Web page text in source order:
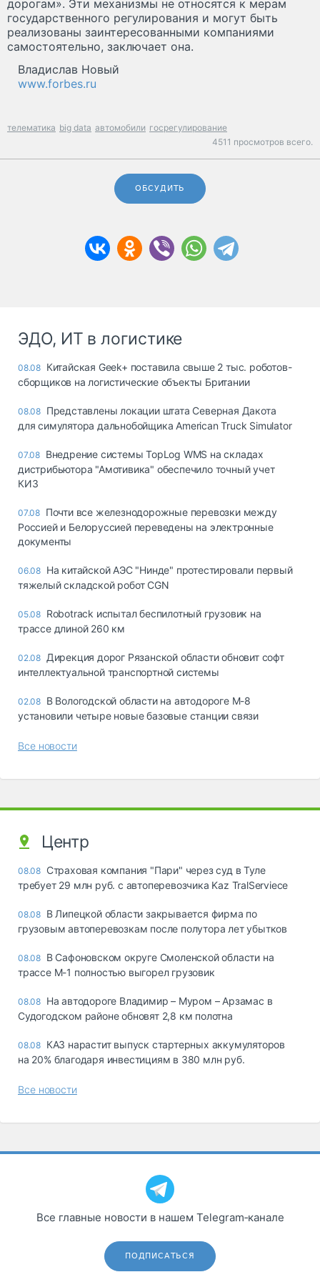
дорогам». Эти механизмы не относятся к мерам
государственного регулирования и могут быть
реализованы заинтересованными компаниями
самостоятельно, заключает она.
Владислав Новый
www.forbes.ru
телематика big data автомобили госрегулирование
4511 просмотров всего.
ОБСУДИТЬ
ЭДО, ИТ в логистике
08.08 Китайская Geek+ поставила свыше 2 тыс. роботов-
сборщиков на логистические объекты Британии
08.08 Представлены локации штата Северная Дакота
для симулятора дальнобойщика American Truck Simulator
07.08 Внедрение системы TopLog WMS на складах
дистрибьютора "Амотивика" обеспечило точный учет
КИЗ
07.08 Почти все железнодорожные перевозки между
Россией и Белоруссией переведены на электронные
документы
06.08 На китайской АЭС "Нинде" протестировали первый
тяжелый складской робот CGN
05.08 Robotrack испытал беспилотный грузовик на
трассе длиной 260 км
02.08 Дирекция дорог Рязанской области обновит софт
интеллектуальной транспортной системы
02.08 В Вологодской области на автодороге М-8
установили четыре новые базовые станции связи
Все новости
Центр
08.08 Страховая компания "Пари" через суд в Туле
требует 29 млн руб. с автоперевозчика Kaz TralServiece
08.08 В Липецкой области закрывается фирма по
грузовым автоперевозкам после полутора лет убытков
08.08 В Сафоновском округе Смоленской области на
трассе М-1 полностью выгорел грузовик
08.08 На автодороге Владимир – Муром – Арзамас в
Судогодском районе обновят 2,8 км полотна
08.08 КАЗ нарастит выпуск стартерных аккумуляторов
на 20% благодаря инвестициям в 380 млн руб.
Все новости
Все главные новости в нашем Telegram‑канале
ПОДПИСАТЬСЯ